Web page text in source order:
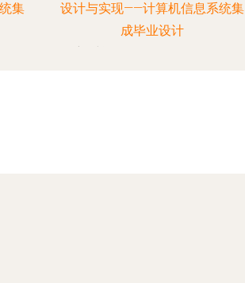
集
设计与实现——计算机信息系统集
成毕业设计